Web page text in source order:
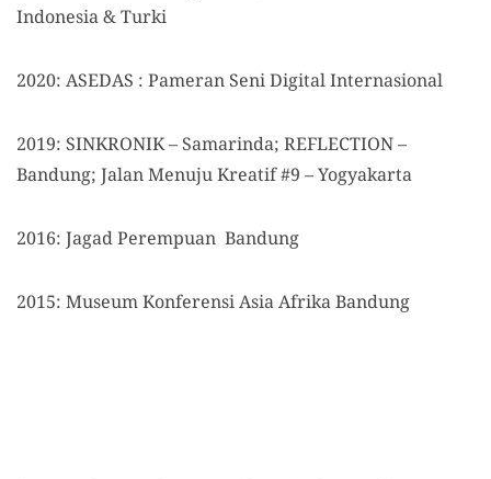
Indonesia & Turki
2020: ASEDAS : Pameran Seni Digital Internasional
2019: SINKRONIK – Samarinda; REFLECTION –
Bandung; Jalan Menuju Kreatif #9 – Yogyakarta
2016: Jagad Perempuan Bandung
2015: Museum Konferensi Asia Afrika Bandung